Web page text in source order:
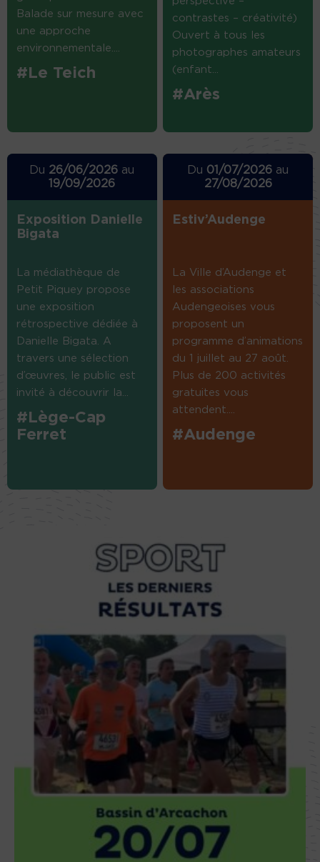
Balade sur mesure avec
une approche
environnementale....
#Le Teich
contrastes – créativité)
Ouvert à tous les
photographes amateurs
(enfant...
#Arès
Du 26/06/2026 au
19/09/2026
Exposition Danielle
Bigata
La médiathèque de
Petit Piquey propose
une exposition
rétrospective dédiée à
Danielle Bigata. A
travers une sélection
d’œuvres, le public est
invité à découvrir la...
#Lège-Cap
Ferret
Du 01/07/2026 au
27/08/2026
Estiv’Audenge
La Ville d’Audenge et
les associations
Audengeoises vous
proposent un
programme d’animations
du 1 juillet au 27 août.
Plus de 200 activités
gratuites vous
attendent....
#Audenge